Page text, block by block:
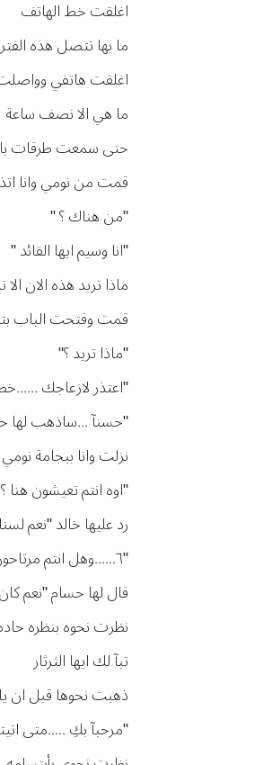
اغلقت خط الهاتف
ما بها تتصل هذه
اغلقت هاتفي
ما هي الا نصف ساعة
حتى سمعت طرقات
قمت من نومي وانا
"من هناك ؟ "
"انا وسيم ايها القائد "
ماذا تريد هذه الان
قمت وفتحت الباب
"ماذا تريد ؟"
"اعتذر لازعاجك
"حسنآ ...ساذهب لها
نزلت وانا ببجامة
"اوه انتم تعيشون هنا
رد عليها خالد "نعم
"٦......وهل انتم مرتاحون هنا "
قال لها حسام "نعم
نظرت نحوه بنظره
تبآ لك ايها الثرثار
ذهبت نحوها قبل ان
"مرحبآ بكِ .....متى